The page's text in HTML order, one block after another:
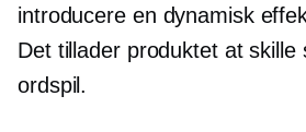
introducere en dynamisk
Det tillader produktet at skille
ordspil.